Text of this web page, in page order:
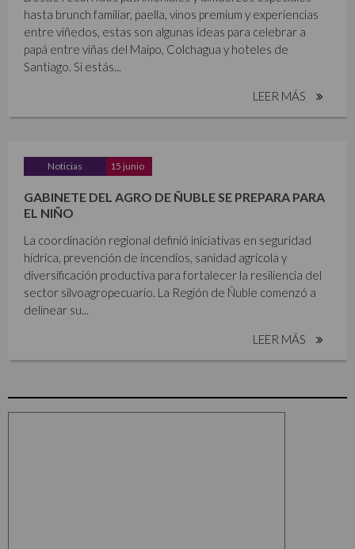
hasta brunch familiar, paella, vinos premium y experiencias
entre viñedos, estas son algunas ideas para celebrar a
papá entre viñas del Maipo, Colchagua y hoteles de
Santiago. Si estás...
LEER MÁS
Noticias 15 junio
GABINETE DEL AGRO DE ÑUBLE SE PREPARA PARA
EL NIÑO
La coordinación regional definió iniciativas en seguridad
hídrica, prevención de incendios, sanidad agrícola y
diversificación productiva para fortalecer la resiliencia del
sector silvoagropecuario. La Región de Ñuble comenzó a
delinear su...
LEER MÁS